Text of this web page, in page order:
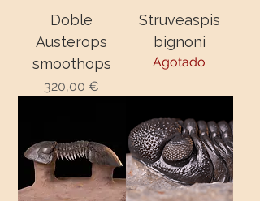
Doble
Austerops
smoothops
Precio
320,00 €
Struveaspis
bignoni
Agotado